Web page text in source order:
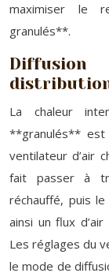
maximiser le
granulés**.
La chaleur
**granulés** est
ventilateur d’air
fait passer à
réchauffé, puis
ainsi un flux
Les réglages du
le mode de